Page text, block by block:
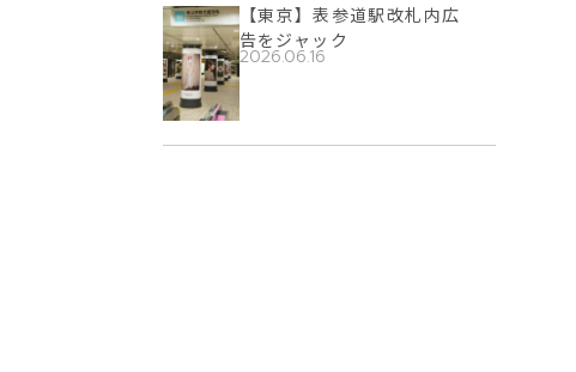
【東京】表参道駅改札内広
告をジャック
2026.06.16